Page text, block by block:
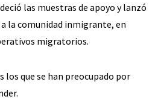
las muestras de apoyo y lanzó
a la comunidad inmigrante, en
migratorios.
los que se han preocupado por